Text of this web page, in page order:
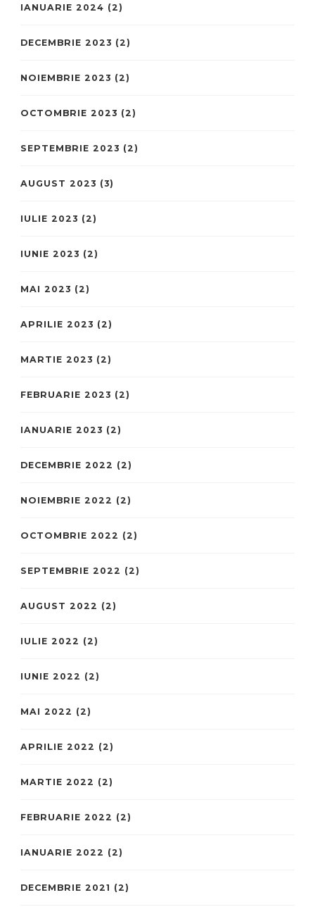
IANUARIE 2024 (2)
DECEMBRIE 2023 (2)
NOIEMBRIE 2023 (2)
OCTOMBRIE 2023 (2)
SEPTEMBRIE 2023 (2)
AUGUST 2023 (3)
IULIE 2023 (2)
IUNIE 2023 (2)
MAI 2023 (2)
APRILIE 2023 (2)
MARTIE 2023 (2)
FEBRUARIE 2023 (2)
IANUARIE 2023 (2)
DECEMBRIE 2022 (2)
NOIEMBRIE 2022 (2)
OCTOMBRIE 2022 (2)
SEPTEMBRIE 2022 (2)
AUGUST 2022 (2)
IULIE 2022 (2)
IUNIE 2022 (2)
MAI 2022 (2)
APRILIE 2022 (2)
MARTIE 2022 (2)
FEBRUARIE 2022 (2)
IANUARIE 2022 (2)
DECEMBRIE 2021 (2)